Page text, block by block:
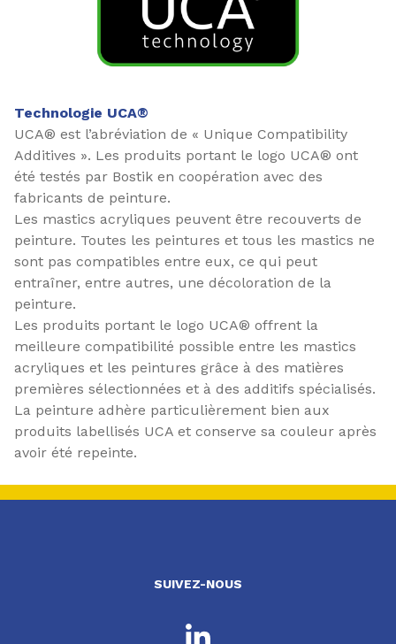
Technologie UCA®
UCA® est l’abréviation de « Unique Compatibility
Additives ». Les produits portant le logo UCA® ont
été testés par Bostik en coopération avec des
fabricants de peinture.
Les mastics acryliques peuvent être recouverts de
peinture. Toutes les peintures et tous les mastics ne
sont pas compatibles entre eux, ce qui peut
entraîner, entre autres, une décoloration de la
peinture.
Les produits portant le logo UCA® offrent la
meilleure compatibilité possible entre les mastics
acryliques et les peintures grâce à des matières
premières sélectionnées et à des additifs spécialisés.
La peinture adhère particulièrement bien aux
produits labellisés UCA et conserve sa couleur après
avoir été repeinte.
SUIVEZ-NOUS